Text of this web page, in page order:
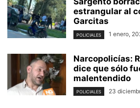
estrangular al
Garcitas
POLICIALES 1 enero,
Narcopolicías:
dice que sólo
malentendido
POLICIALES 23